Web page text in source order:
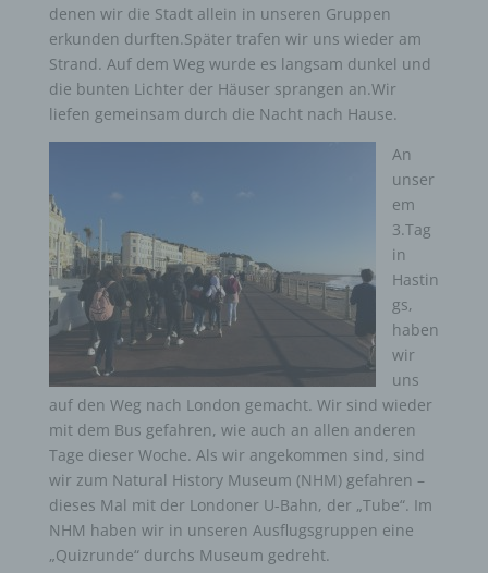
denen wir die Stadt allein in unseren Gruppen
erkunden durften.Später trafen wir uns wieder am
Strand. Auf dem Weg wurde es langsam dunkel und
die bunten Lichter der Häuser sprangen an.Wir
liefen gemeinsam durch die Nacht nach Hause.
An
unser
em
3.Tag
in
Hastin
gs,
haben
wir
uns
auf den Weg nach London gemacht. Wir sind wieder
mit dem Bus gefahren, wie auch an allen anderen
Tage dieser Woche. Als wir angekommen sind, sind
wir zum Natural History Museum (NHM) gefahren –
dieses Mal mit der Londoner U-Bahn, der „Tube“. Im
NHM haben wir in unseren Ausflugsgruppen eine
„Quizrunde“ durchs Museum gedreht.